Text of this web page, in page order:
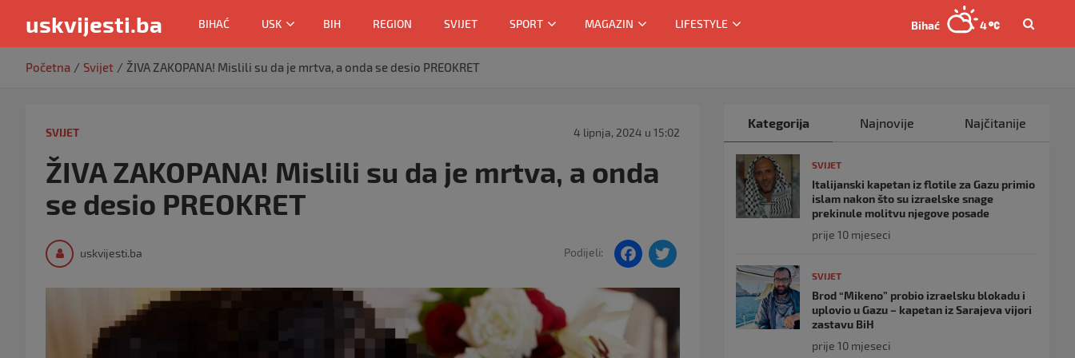
uskvijesti.ba BIHAĆ USK BIH REGION SVIJET SPORT MAGAZIN LIFESTYLE Bihać 4
Početna Svijet ŽIVA ZAKOPANA! Mislili su da je mrtva, a onda se desio PREOKRET
SVIJET 4 lipnja, 2024 u 15:02
ŽIVA ZAKOPANA! Mislili su da je mrtva, a onda
se desio PREOKRET
uskvijesti.ba Podijeli:
F
c
er
Kategorija Najnovije Najčitanije
SVIJET
Italijanski kapetan iz flotile za Gazu primio
islam nakon što su izraelske snage
prekinule molitvu njegove posade
prije 10 mjeseci
SVIJET
Brod “Mikeno” probio izraelsku blokadu i
uplovio u Gazu – kapetan iz Sarajeva vijori
zastavu BiH
prije 10 mjeseci